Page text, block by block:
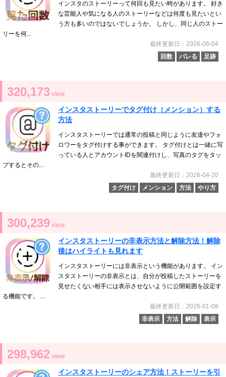
インスタのストーリーって何回も見たい時があります。 好き
な芸能人や気になる人のストーリーなどは何度も見たいとい
う方も多いのではないでしょうか。 しかし、同じ人のストー
リーを何...
最終更新日：2026-06-04
回数
バレる 足跡
320,173 view
インスタストーリーでタグ付け（メンション）する
方法
インスタストーリーでは通常の投稿と同じように友達やフォ
ロワーをタグ付けする事ができます。 タグ付けとは一緒に写
っている人とアカウントIDを関連付けし、写真のタグをタッ
プするとその...
最終更新日：2026-04-20
タグ付け
メンション 方法 やり方
300,239 view
インスタストーリーの非表示方法と解除方法！解除
後はハイライトも見れます
インスタストーリーには非表示という機能があります。 イン
スタストーリーの非表示とは、自分が投稿したストーリーを
見せたくない相手には表示させないように公開範囲を設定す
る機能です。 ...
最終更新日：2026-01-08
非表示
方法 解除 表示
298,962 view
インスタストーリーのシェア方法！ストーリーを引